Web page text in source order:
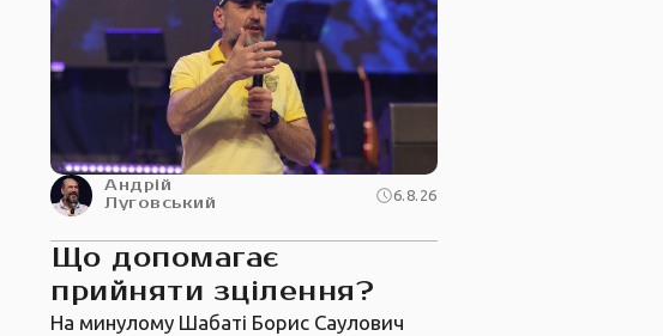
Андрій
Луговський
6.8.26
Що допомагає
прийняти зцілення?
На минулому Шабаті Борис Саулович